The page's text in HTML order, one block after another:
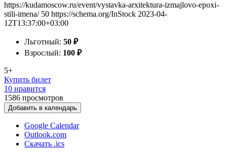
https://kudamoscow.ru/event/vystavka-arxitektura-izmajlovo-epoxi-
stili-imena/ 50 https://schema.org/InStock 2023-04-
12T13:37:00+03:00
Льготный: 50 ₽
Взрослый: 100 ₽
5+
Купить билет
10 нравится
1586 просмотров
Добавить в календарь
Google Calendar
Outlook.com
Скачать .ics